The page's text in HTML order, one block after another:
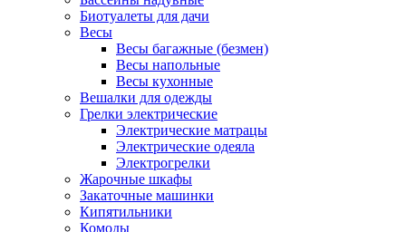
Биотуалеты для дачи
Весы
Весы багажные (безмен)
Весы напольные
Весы кухонные
Вешалки для одежды
Грелки электрические
Электрические матрацы
Электрические одеяла
Электрогрелки
Жарочные шкафы
Закаточные машинки
Кипятильники
Комоды